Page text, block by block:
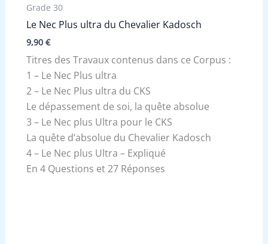
Grade 30
Le Nec Plus ultra du Chevalier Kadosch
9,90 €
Titres des Travaux contenus dans ce Corpus :
1 – Le Nec Plus ultra
2 – Le Nec Plus ultra du CKS
Le dépassement de soi, la quête absolue
3 – Le Nec plus Ultra pour le CKS
La quête d’absolue du Chevalier Kadosch
4 – Le Nec plus Ultra – Expliqué
En 4 Questions et 27 Réponses